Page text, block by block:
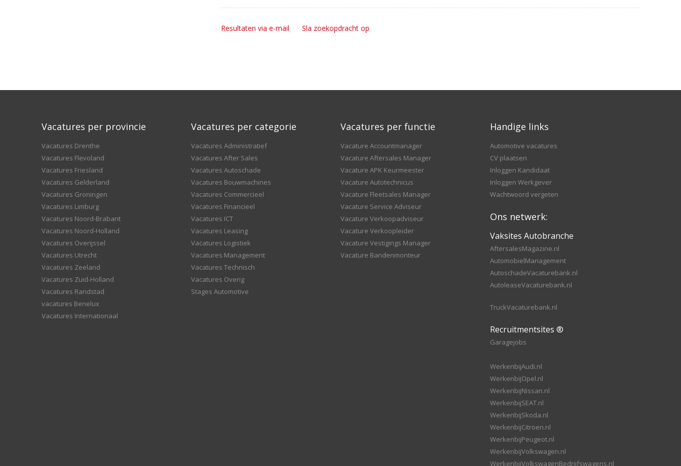
Resultaten via e-mail Sla zoekopdracht op
Vacatures per provincie
Vacatures Drenthe
Vacatures Flevoland
Vacatures Friesland
Vacatures Gelderland
Vacatures Groningen
Vacatures Limburg
Vacatures Noord-Brabant
Vacatures Noord-Holland
Vacatures Overijssel
Vacatures Utrecht
Vacatures Zeeland
Vacatures Zuid-Holland
Vacatures Randstad
vacatures Benelux
Vacatures Internationaal
Vacatures per categorie
Vacatures Administratief
Vacatures After Sales
Vacatures Autoschade
Vacatures Bouwmachines
Vacatures Commercieel
Vacatures Financieel
Vacatures ICT
Vacatures Leasing
Vacatures Logistiek
Vacatures Management
Vacatures Technisch
Vacatures Overig
Stages Automotive
Vacatures per functie
Vacature Accountmanager
Vacature Aftersales Manager
Vacature APK Keurmeester
Vacature Autotechnicus
Vacature Fleetsales Manager
Vacature Service Adviseur
Vacature Verkoopadviseur
Vacature Verkoopleider
Vacature Vestigings Manager
Vacature Bandenmonteur
Handige links
Automotive vacatures
CV plaatsen
Inloggen Kandidaat
Inloggen Werkgever
Wachtwoord vergeten
Ons netwerk:
Vaksites Autobranche
AftersalesMagazine.nl
AutomobielManagement
AutoschadeVacaturebank.nl
AutoleaseVacaturebank.nl
TruckVacaturebank.nl
Recruitmentsites ®
Garagejobs
WerkenbijAudi.nl
WerkenbijOpel.nl
WerkenbijNissan.nl
WerkenbijSEAT.nl
WerkenbijSkoda.nl
WerkenbijCitroen.nl
WerkenbijPeugeot.nl
WerkenbijVolkswagen.nl
WerkenbijVolkswagenBedrijfswagens.nl